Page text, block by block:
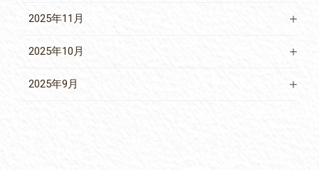
2025年11月
2025年10月
2025年9月